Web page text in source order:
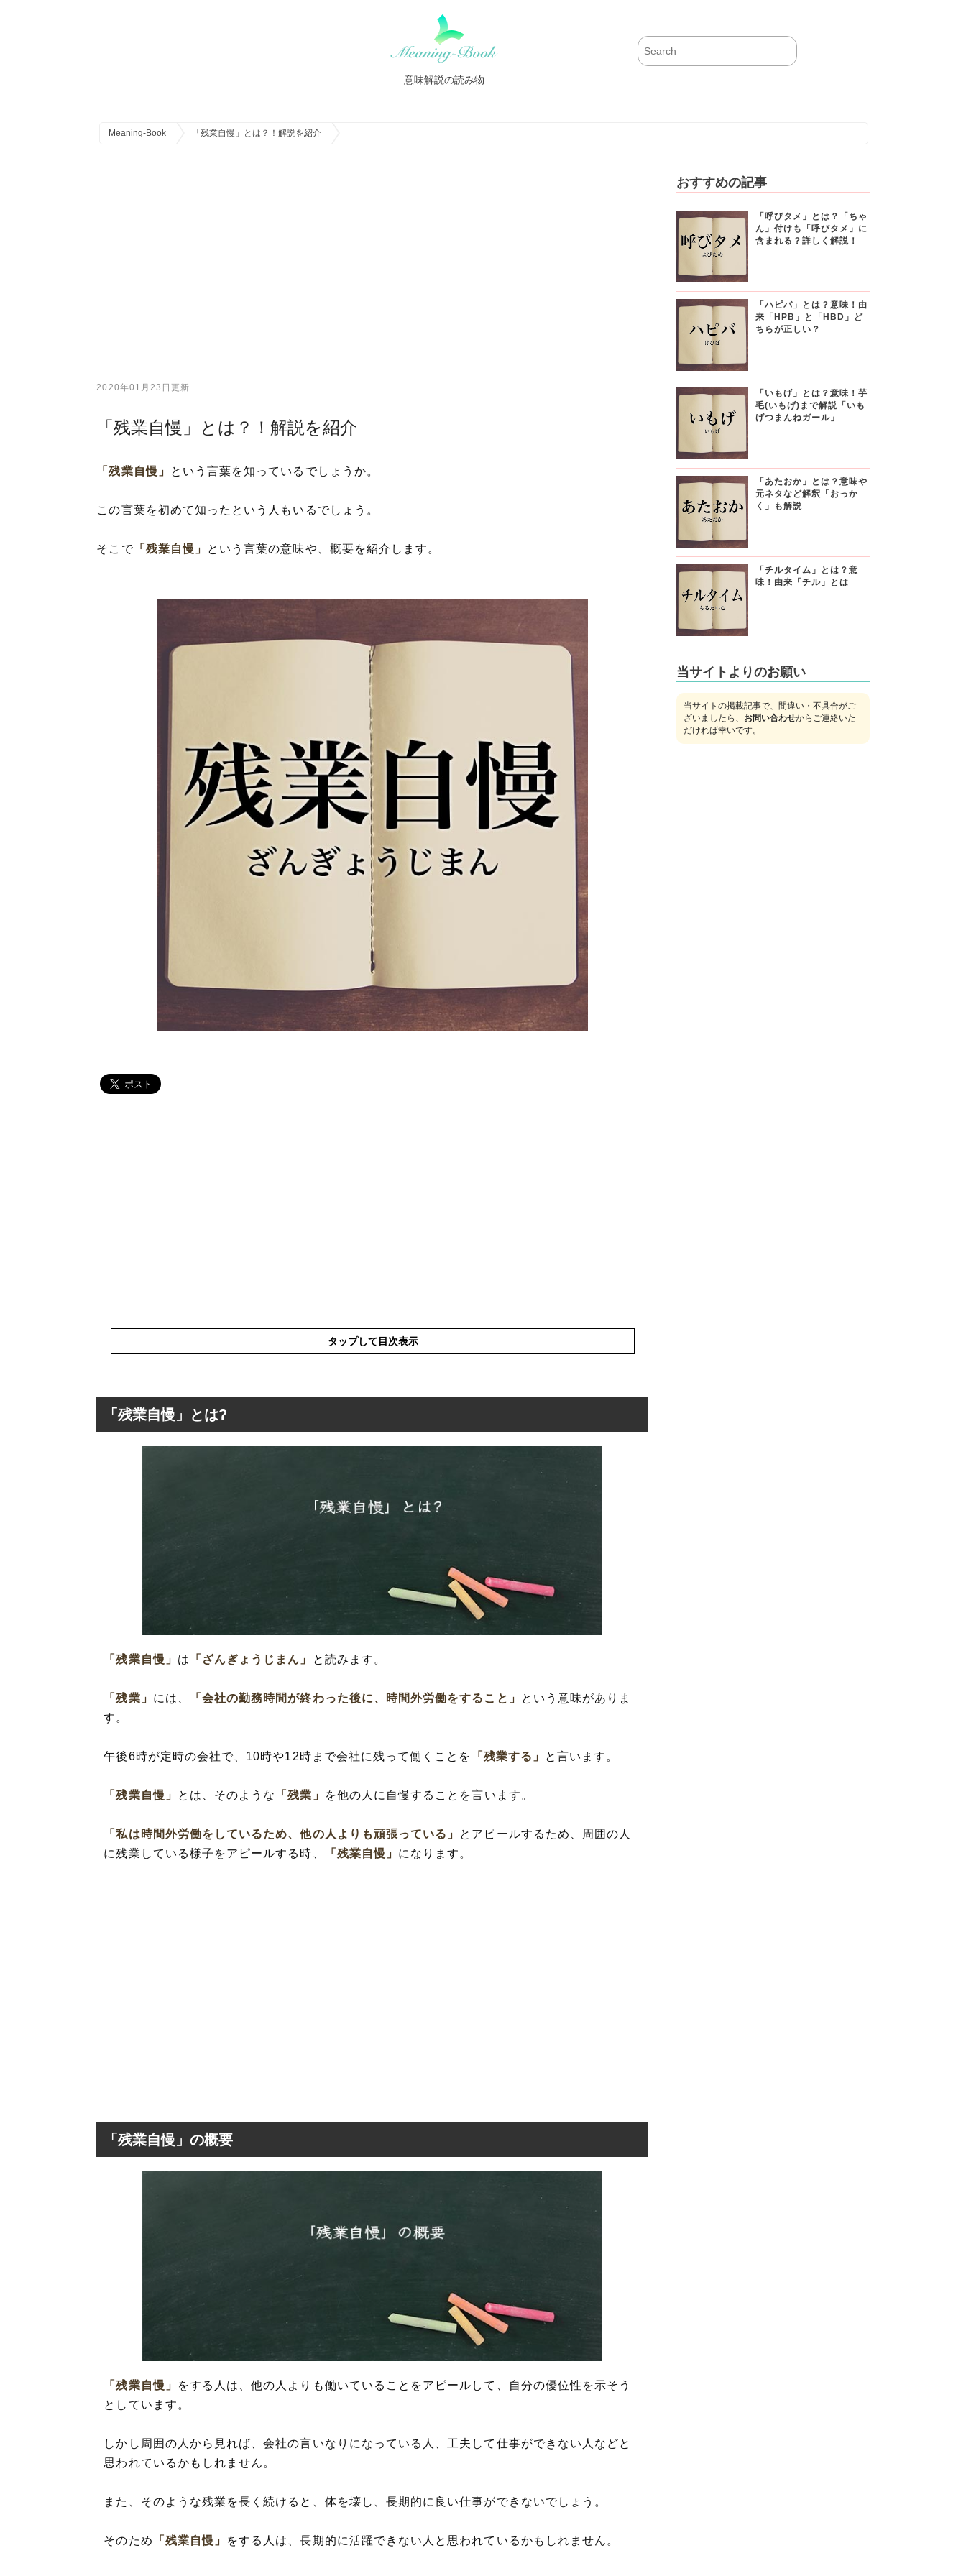
意味解説の読み物
Meaning-Book 「残業自慢」とは？！解説を紹介
2020年01月23日更新
「残業自慢」とは？！解説を紹介
「残業自慢」 という言葉を知っているでしょうか。
この言葉を初めて知ったという人もいるでしょう。
そこで「残業自慢」 という言葉の意味や、概要を紹介します。
タップして目次表示
「残業自慢」の概要
「残業自慢」とは?
「残業自慢」 は 「ざんぎょうじまん」 と読みます。
「残業」 には、 「会社の勤務時間が終わった後に、時間外労働をすること」
という意味がありま
す。
午後6時が定時の会社で、10時や12時まで会社に残って働くことを 「残業する」 と言います。
「残業自慢」 とは、そのような 「残業」 を他の人に自慢することを言います。
「私は時間外労働をしているため、他の人よりも頑張っている」 とアピールするため、周囲の人
に残業している様子をアピールする時、
「残業自慢」 になります。
「残業自慢」の概要
「残業自慢」
をする人は、他の人よりも働いていることをアピールして、自分の優位性を示そう
としています。
しかし周囲の人から見れば、会社の言いなりになっている人、工夫して仕事ができない人などと
思われているかもしれません。
また、そのような残業を長く続けると、体を壊し、長期的に良い仕事ができないでしょう。
そのため 「残業自慢」 をする人は、長期的に活躍できない人と思われているかもしれません。
おすすめの記事
「呼びタメ」とは？「ちゃ
ん」付けも「呼びタメ」に
含まれる？詳しく解説！
「ハピバ」とは？意味！由
来「HPB」と「HBD」ど
ちらが正しい？
「いもげ」とは？意味！芋
毛(いもげ)まで解説「いも
げつまんねガール」
「あたおか」とは？意味や
元ネタなど解釈「おっか
く」も解説
「チルタイム」とは？意
味！由来「チル」とは
当サイトよりのお願い
当サイトの掲載記事で、間違い・不具合がご
ざいましたら、 お問い合わせからご連絡いた
だければ幸いです。